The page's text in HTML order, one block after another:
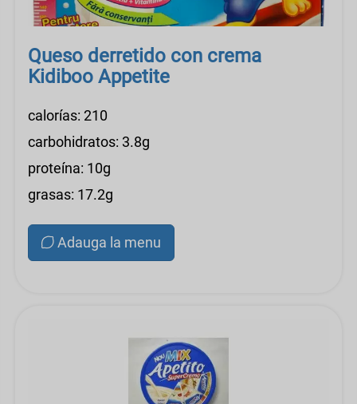
Queso derretido con crema
Kidiboo Appetite
calorías: 210
carbohidratos: 3.8g
proteína: 10g
grasas: 17.2g
Adauga la menu